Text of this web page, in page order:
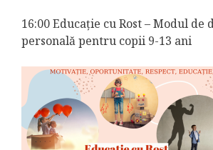
16:00 Educație cu Rost – Modul de
personală pentru copii 9-13 ani